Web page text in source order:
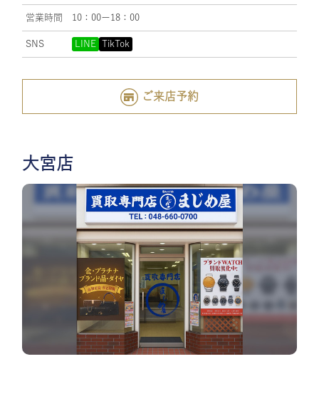
営業時間 10：00ー18：00
SNS LINE TikTok
ご来店予約
大宮店